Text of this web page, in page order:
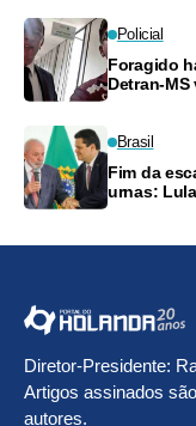
Policial
Foragido
Detran-
Brasil
Fim da
urnas:
Diretor-Presidente:
Artigos assinados
autores.